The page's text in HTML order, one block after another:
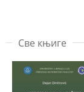
Све књиге